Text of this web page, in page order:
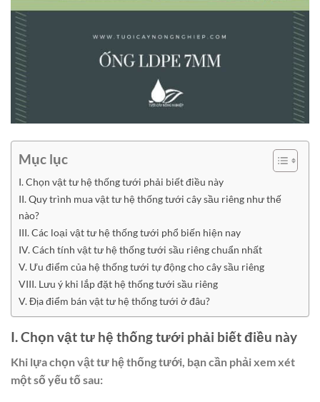
Mục lục
I. Chọn vật tư hệ thống tưới phải biết điều này
II. Quy trình mua vật tư hệ thống tưới cây sầu riêng như thế
nào?
III. Các loại vật tư hệ thống tưới phổ biến hiện nay
IV. Cách tính vật tư hệ thống tưới sầu riêng chuẩn nhất
V. Ưu điểm của hệ thống tưới tự động cho cây sầu riêng
VIII. Lưu ý khi lắp đặt hệ thống tưới sầu riêng
V. Địa điểm bán vật tư hệ thống tưới ở đâu?
I. Chọn vật tư hệ thống tưới phải biết điều này
Khi lựa chọn vật tư hệ thống tưới, bạn cần phải xem xét
một số yếu tố sau: